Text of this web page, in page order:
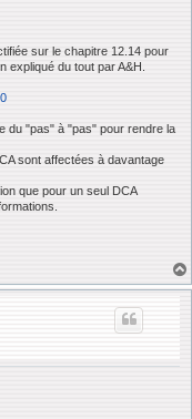
sur le chapitre 12.14 pour
expliqué du tout par A&H.
du "pas" à "pas" pour rendre la
sont affectées à davantage
que pour un seul DCA